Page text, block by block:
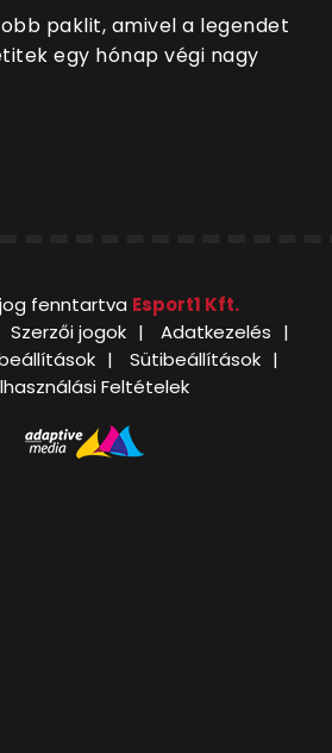
paklit, amivel a legendet
egy hónap végi nagy
fenntartva Esport1 Kft.
Szerzői jogok
Adatkezelés
Sütibeállítások
Feltételek